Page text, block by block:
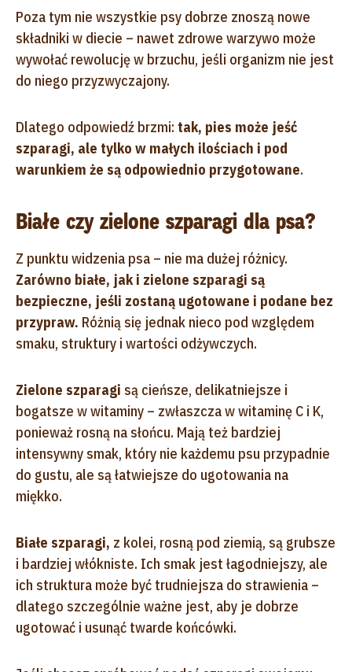
Poza tym nie wszystkie psy dobrze znoszą nowe
składniki w diecie – nawet zdrowe warzywo może
wywołać rewolucję w brzuchu, jeśli organizm nie jest
do niego przyzwyczajony.
Dlatego odpowiedź brzmi: tak, pies może jeść
szparagi, ale tylko w małych ilościach i pod
warunkiem że są odpowiednio przygotowane.
Białe czy zielone szparagi dla psa?
Z punktu widzenia psa – nie ma dużej różnicy.
Zarówno białe, jak i zielone szparagi są
bezpieczne, jeśli zostaną ugotowane i podane bez
przypraw. Różnią się jednak nieco pod względem
smaku, struktury i wartości odżywczych.
Zielone szparagi są cieńsze, delikatniejsze i
bogatsze w witaminy – zwłaszcza w witaminę C i K,
ponieważ rosną na słońcu. Mają też bardziej
intensywny smak, który nie każdemu psu przypadnie
do gustu, ale są łatwiejsze do ugotowania na
miękko.
Białe szparagi, z kolei, rosną pod ziemią, są grubsze
i bardziej włókniste. Ich smak jest łagodniejszy, ale
ich struktura może być trudniejsza do strawienia –
dlatego szczególnie ważne jest, aby je dobrze
ugotować i usunąć twarde końcówki.